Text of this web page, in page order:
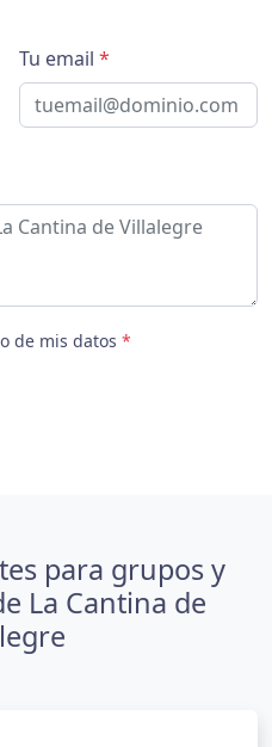
Tu email *
de mis datos *
para grupos y
La Cantina de